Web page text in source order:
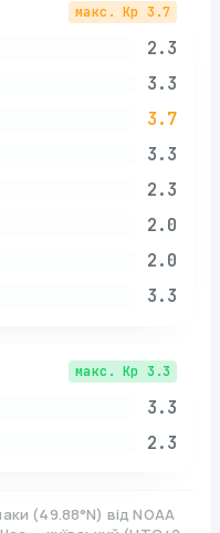
макс. Kp 3.7
2.3
3.3
3.7
3.3
2.3
2.0
2.0
3.3
макс. Kp 3.3
3.3
2.3
(49.88°N) від NOAA